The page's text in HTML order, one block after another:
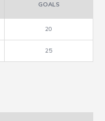
GOALS
20
25